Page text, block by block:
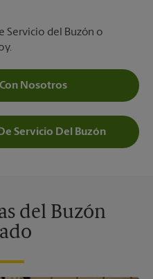
Servicio del Buzón o
Nosotros
Servicio Del Buzón
del Buzón